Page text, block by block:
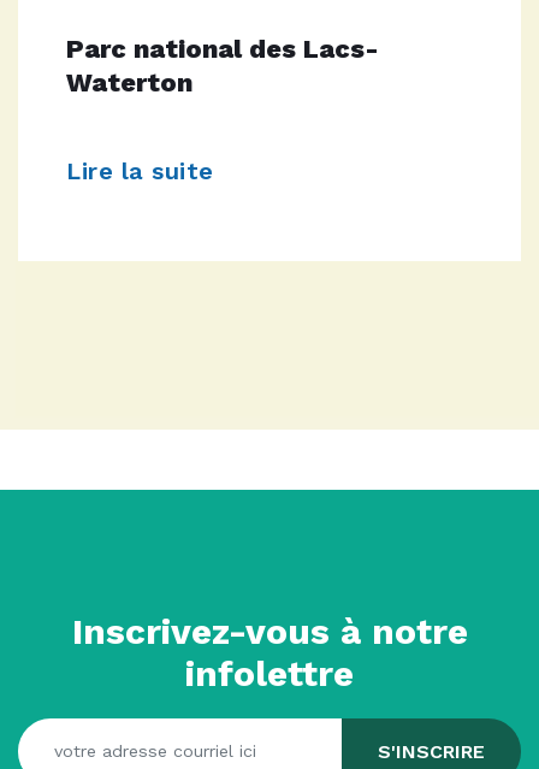
Parc national des Lacs-
Waterton
Lire la suite
Inscrivez-vous à notre
infolettre